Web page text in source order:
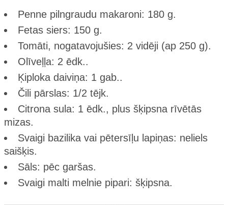
Penne pilngraudu makaroni: 180 g.
Fetas siers: 150 g.
Tomāti, nogatavojušies: 2 vidēji (ap 250 g).
Olīveļļa: 2 ēdk..
Ķiploka daiviņa: 1 gab..
Čili pārslas: 1/2 tējk.
Citrona sula: 1 ēdk., plus šķipsna rīvētās
mizas.
Svaigi bazilika vai pētersīļu lapiņas: neliels
saišķis.
Sāls: pēc garšas.
Svaigi malti melnie pipari: šķipsna.